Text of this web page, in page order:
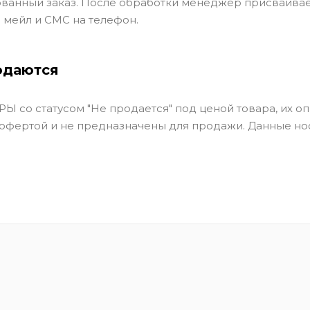
заказ. После обработки менеджер
мейл и СМС на телефон.
со статусом "Не продается" под ценой товара, их
и не предназначены для продажи. Данные